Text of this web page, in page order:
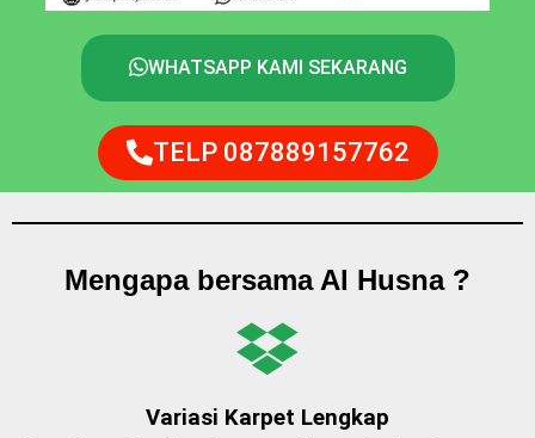
WHATSAPP KAMI SEKARANG
TELP 087889157762
Mengapa bersama Al Husna ?
Variasi Karpet Lengkap